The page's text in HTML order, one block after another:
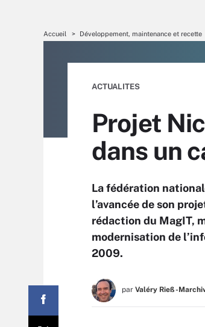
Accueil Développement, maintenance et recette
ACTUALITES
Projet
dans un
La fédération
l’avancée de son
rédaction du MagIT,
modernisation de
2009.
par Valéry Rieß-